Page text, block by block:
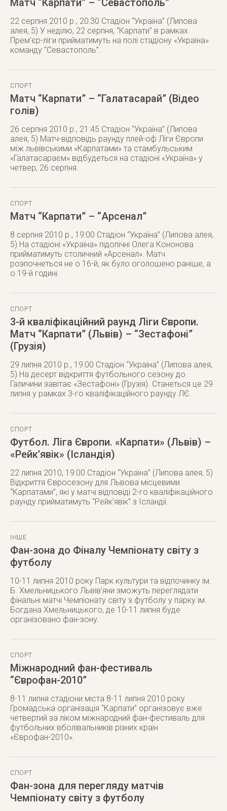
Матч “Карпати” – “Севастополь”
22 серпня 2010 р., 20:30 Стадіон “Україна” (Липова
алея, 5) У неділю, 22 серпня, “Карпати” в рамках
Прем’єр-ліги прийматимуть на полі стадіону «Україна»
команду “Севастополь”.
СПОРТ
Матч “Карпати” – “Галатасарай” (Відео
голів)
26 серпня 2010 р., 21:45 Стадіон “Україна” (Липова
алея, 5) Матч-відповідь раунду плей-оф Ліги Європи
між львівськими «Карпатами» та стамбульським
«Галатасараєм» відбудеться на стадіоні «Україна» у
четвер, 26 серпня.
СПОРТ
Матч “Карпати” – “Арсенал”
8 серпня 2010 р., 19:00 Стадіон “Україна” (Липова алея,
5) На стадіоні «Україна» підопічні Олега Кононова
прийматимуть столичний «Арсенал». Матч
розпочнеться не о 16-й, як було оголошено раніше, а
о 19-й годині.
СПОРТ
3-й кваліфікаційний раунд Ліги Європи.
Матч “Карпати” (Львів) – “Зестафоні”
(Грузія)
29 липня 2010 р., 19:00 Стадіон “Україна” (Липова алея,
5) На десерт відкриття футбольного сезону до
Галичини завітає «Зестафоні» (Грузія). Станеться це 29
липня у рамках 3-го кваліфікаційного раунду ЛЄ.
СПОРТ
Футбол. Ліга Європи. «Карпати» (Львів) –
«Рейк’явік» (Ісландія)
22 липня 2010, 19:00 Стадіон “Україна” (Липова алея, 5)
Відкриття Євросезону для Львова місцевими
“Карпатами”, які у матчі відповіді 2-го кваліфікаційного
раунду прийматимуть “Рейк’явік” з Ісландії.
ІНШЕ
Фан-зона до Фіналу Чемпіонату світу з
футболу
10-11 липня 2010 року Парк культури та відпочинку ім.
Б. Хмельницького Львів’яни зможуть переглядати
фінальні матчі Чемпіонату світу з футболу у парку ім.
Богдана Хмельницького, де 10-11 липня буде
організовано фан-зону.
СПОРТ
Міжнародний фан-фестиваль
“Єврофан-2010”
8-11 липня стадіони міста 8-11 липня 2010 року
Громадська організація “Карпати” організовує вже
четвертий за ліком міжнародний фан-фестиваль для
футбольних вболівальників різних країн
«Єврофан-2010».
СПОРТ
Фан-зона для перегляду матчів
Чемпіонату світу з футболу